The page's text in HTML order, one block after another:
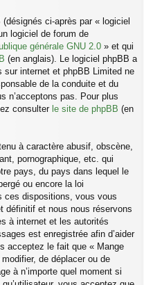
ci-après par « logiciel
logiciel de forum de
générale GNU 2.0 » et qui
(en anglais). Le logiciel phpBB a
internet et phpBB Limited ne
de la conduite et du
n’acceptons pas. Pour plus
consulter le site de phpBB (en
à caractère abusif, obscène,
pornographique, etc. qui
pays, du pays dans lequel le
ou encore la loi
ces dispositions, vous vous
définitif et nous nous réservons
à internet et les autorités
est enregistrée afin d’aider
acceptez le fait que « Mange
de déplacer ou de
à n’importe quel moment si